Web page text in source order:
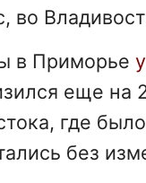
во
в Приморье
еще на
где
без